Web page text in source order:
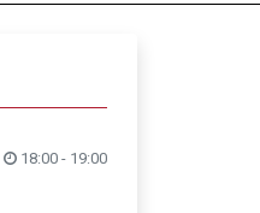
18:00 - 19:00